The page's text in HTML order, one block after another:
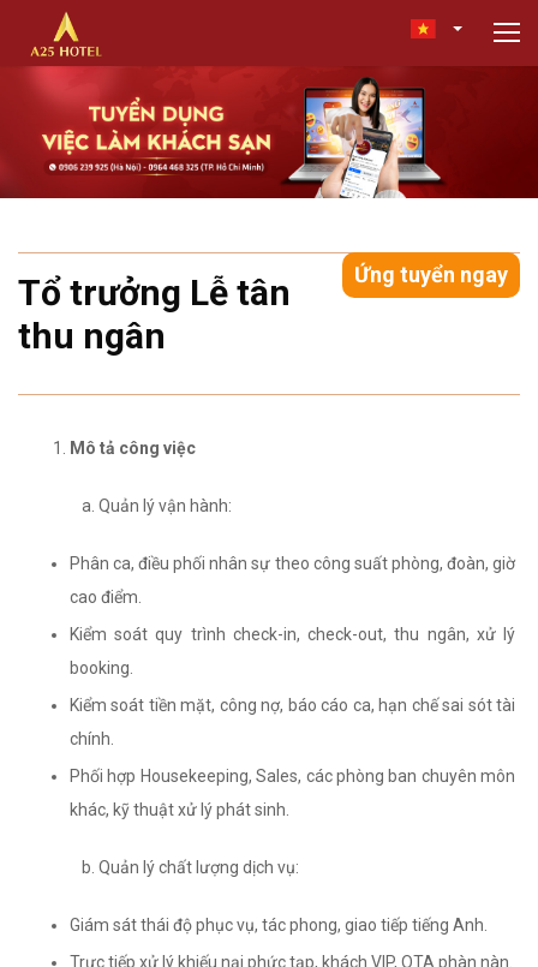
Ứng tuyển ngay
Tổ trưởng Lễ tân
thu ngân
Mô tả công việc
Quản lý vận hành:
Phân ca, điều phối nhân sự theo công suất phòng, đoàn, giờ
cao điểm.
Kiểm soát quy trình check-in, check-out, thu ngân, xử lý
booking.
Kiểm soát tiền mặt, công nợ, báo cáo ca, hạn chế sai sót tài
chính.
Phối hợp Housekeeping, Sales, các phòng ban chuyên môn
khác, kỹ thuật xử lý phát sinh.
Quản lý chất lượng dịch vụ:
Giám sát thái độ phục vụ, tác phong, giao tiếp tiếng Anh.
Trực tiếp xử lý khiếu nại phức tạp, khách VIP, OTA phàn nàn.